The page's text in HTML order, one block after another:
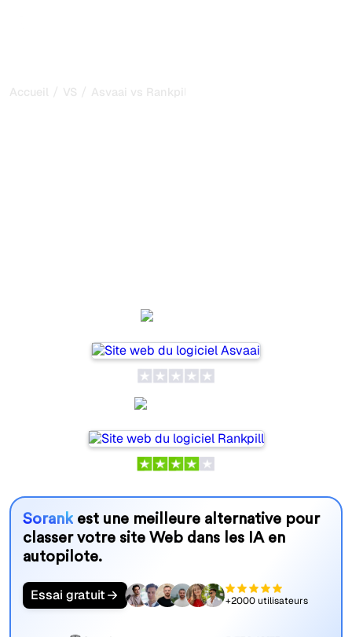
Accueil / VS / Asvaai vs Rankpill
Sorankest une meilleure alternative pour
classer votre site Web dans les IA en
autopilote.
Essai gratuit +2000 utilisateurs